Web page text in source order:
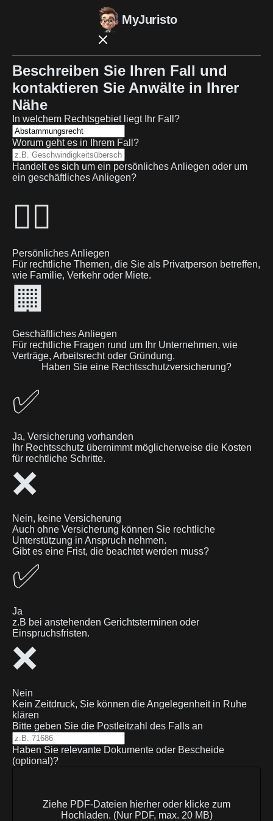
MyJuristo
Beschreiben Sie Ihren Fall und
kontaktieren Sie Anwälte in Ihrer
Nähe
In welchem Rechtsgebiet liegt Ihr Fall?
Worum geht es in Ihrem Fall?
Handelt es sich um ein persönliches Anliegen oder um
ein geschäftliches Anliegen?
🙋‍♂️
Persönliches Anliegen
Für rechtliche Themen, die Sie als Privatperson betreffen,
wie Familie, Verkehr oder Miete.
🏢
Geschäftliches Anliegen
Für rechtliche Fragen rund um Ihr Unternehmen, wie
Verträge, Arbeitsrecht oder Gründung.
Haben Sie eine Rechtsschutzversicherung?
✅
Ja, Versicherung vorhanden
Ihr Rechtsschutz übernimmt möglicherweise die Kosten
für rechtliche Schritte.
❌
Nein, keine Versicherung
Auch ohne Versicherung können Sie rechtliche
Unterstützung in Anspruch nehmen.
Gibt es eine Frist, die beachtet werden muss?
✅
Ja
z.B bei anstehenden Gerichtsterminen oder
Einspruchsfristen.
❌
Nein
Kein Zeitdruck, Sie können die Angelegenheit in Ruhe
klären
Bitte geben Sie die Postleitzahl des Falls an
Haben Sie relevante Dokumente oder Bescheide
(optional)?
Ziehe PDF-Dateien hierher oder klicke zum
Hochladen. (Nur PDF, max. 20 MB)